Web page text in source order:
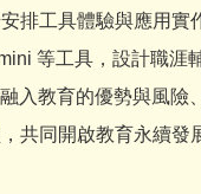
排工具體驗與應用實
等工具，設計職涯
入教育的優勢與風險
共同開啟教育永續發